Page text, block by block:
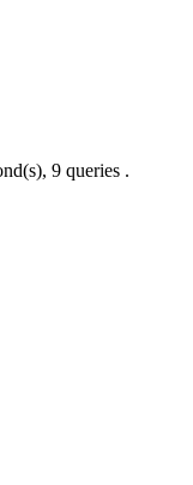
9 queries .